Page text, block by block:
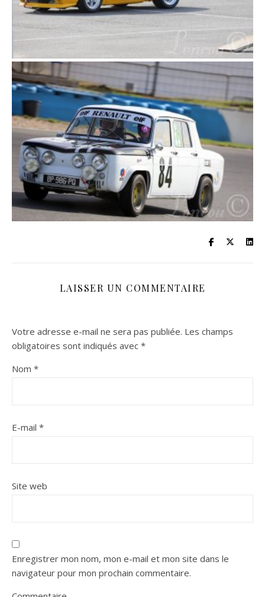
LAISSER UN COMMENTAIRE
Votre adresse e-mail ne sera pas publiée. Les champs
obligatoires sont indiqués avec *
Nom *
E-mail *
Site web
Enregistrer mon nom, mon e-mail et mon site dans le
navigateur pour mon prochain commentaire.